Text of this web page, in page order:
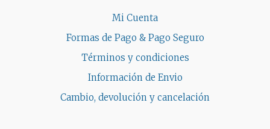
Mi Cuenta
Formas de Pago & Pago Seguro
Términos y condiciones
Información de Envio
Cambio, devolución y cancelación